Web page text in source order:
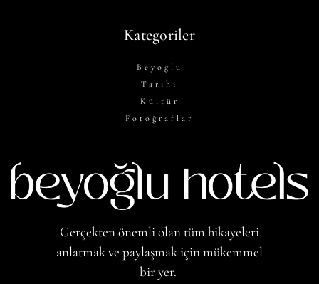
Kategoriler
Beyoglu
Tarihi
Kültür
Fotoğraflar
Gerçekten önemli olan tüm hikayeleri
anlatmak ve paylaşmak için mükemmel
bir yer.